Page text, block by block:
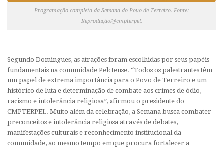
Programação completa da Semana do Povo de Terreiro. Fonte:
Reprodução/@cmpterpel.
Segundo Domingues, as atrações foram escolhidas por seus papéis
fundamentais na comunidade Pelotense. “Todos os palestrantes têm
um papel de extrema importância para o Povo de Terreiro e um
histórico de luta e determinação de combate aos crimes de ódio,
racismo e intolerância religiosa”, afirmou o presidente do
CMPTERPEL. Muito além da celebração, a Semana busca combater
preconceitos e intolerância religiosa através de debates,
manifestações culturais e reconhecimento institucional da
comunidade, ao mesmo tempo em que procura fortalecer a